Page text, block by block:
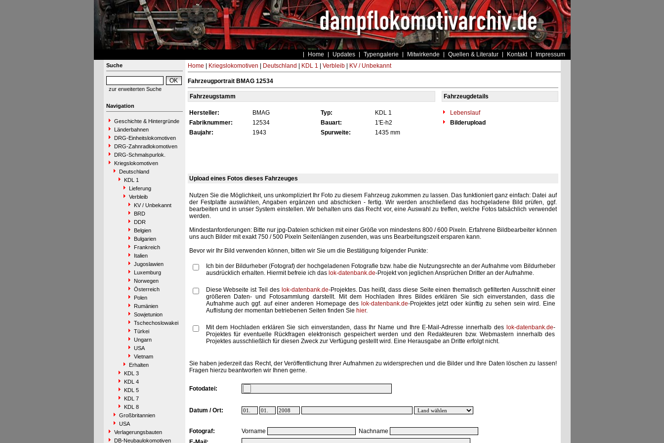
Home Updates Typengalerie Mitwirkende Quellen & Literatur Kontakt Impressum
Suche
zur erweiterten Suche
Navigation
Geschichte & Hintergründe
Länderbahnen
DRG-Einheitslokomotiven
DRG-Zahnradlokomotiven
DRG-Schmalspurlok.
Kriegslokomotiven
Deutschland
KDL 1
Lieferung
Verbleib
KV / Unbekannt
BRD
DDR
Belgien
Bulgarien
Frankreich
Italien
Jugoslawien
Luxemburg
Norwegen
Österreich
Polen
Rumänien
Sowjetunion
Tschechoslowakei
Türkei
Ungarn
USA
Vietnam
Erhalten
KDL 3
KDL 4
KDL 5
KDL 7
KDL 8
Großbritannien
USA
Verlagerungsbauten
DB-Neubaulokomotiven
Home Kriegslokomotiven Deutschland KDL 1 Verbleib| KV / Unbekannt
Fahrzeugportrait BMAG 12534
Fahrzeugstamm Fahrzeugdetails
Hersteller: BMAG Typ: KDL 1
Lebenslauf
Fabriknummer:
12534 Bauart: 1'E-h2
Bilderupload
Baujahr:
1943 Spurweite: 1435 mm
Upload eines Fotos dieses Fahrzeuges
Nutzen Sie die Möglichkeit, uns unkompliziert Ihr Foto zu diesem Fahrzeug zukommen zu lassen. Das funktioniert ganz einfach: Datei auf
der Festplatte auswählen, Angaben ergänzen und abschicken - fertig. Wir werden anschließend das hochgeladene Bild prüfen, ggf.
bearbeiten und in unser System einstellen. Wir behalten uns das Recht vor, eine Auswahl zu treffen, welche Fotos tatsächlich verwendet
werden.
Mindestanforderungen: Bitte nur jpg-Dateien schicken mit einer Größe von mindestens 800 / 600 Pixeln. Erfahrene Bildbearbeiter können
uns auch Bilder mit exakt 750 / 500 Pixeln Seitenlängen zusenden, was uns Bearbeitungszeit ersparen kann.
Bevor wir Ihr Bild verwenden können, bitten wir Sie um die Bestätigung folgender Punkte:
Ich bin der Bildurheber (Fotograf) der hochgeladenen Fotografie bzw. habe die Nutzungsrechte an der Aufnahme vom Bildurheber
ausdrücklich erhalten. Hiermit befreie ich das lok-datenbank.de-Projekt von jeglichen Ansprüchen Dritter an der Aufnahme.
Diese Webseite ist Teil des lok-datenbank.de-Projektes. Das heißt, dass diese Seite einen thematisch gefilterten Ausschnitt einer
größeren Daten- und Fotosammlung darstellt. Mit dem Hochladen Ihres Bildes erklären Sie sich einverstanden, dass die
Aufnahme auch ggf. auf einer anderen Homepage des lok-datenbank.de-Projektes jetzt oder künftig zu sehen sein wird. Eine
Auflistung der momentan betriebenen Seiten finden Sie hier.
Mit dem Hochladen erklären Sie sich einverstanden, dass Ihr Name und Ihre E-Mail-Adresse innerhalb des lok-datenbank.de-
Projektes für eventuelle Rückfragen elektronisch gespeichert werden und den Redakteuren bzw. Webmastern innerhalb des
Projektes ausschließlich für diesen Zweck zur Verfügung gestellt wird. Eine Herausgabe an Dritte erfolgt nicht.
Sie haben jederzeit das Recht, der Veröffentlichung Ihrer Aufnahmen zu widersprechen und die Bilder und Ihre Daten löschen zu lassen!
Fragen hierzu beantworten wir Ihnen gerne.
Fotodatei:
Datum / Ort:
Fotograf: Vorname
Nachname